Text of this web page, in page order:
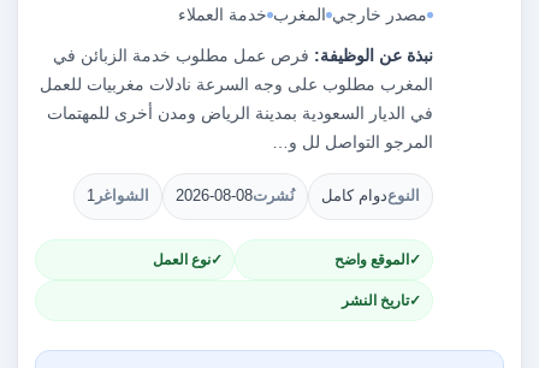
مصدر خارجي المغرب خدمة العملاء
نبذة عن الوظيفة: فرص عمل مطلوب خدمة الزبائن في
المغرب مطلوب على وجه السرعة نادلات مغربيات للعمل
في الديار السعودية بمدينة الرياض ومدن أخرى للمهتمات
المرجو التواصل لل و…
النوعدوام كامل نُشرت2026-08-08 الشواغر 1
الموقع واضح نوع العمل
تاريخ النشر